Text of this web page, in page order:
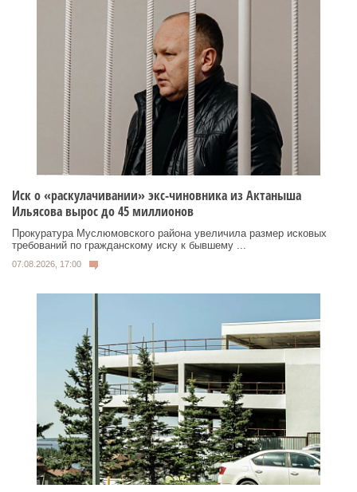
Иск о «раскулачивании» экс-чиновника из Актаныша
Ильясова вырос до 45 миллионов
Прокуратура Муслюмовского района увеличила размер исковых
требований по гражданскому иску к бывшему ...
07.08.2026, 17:00